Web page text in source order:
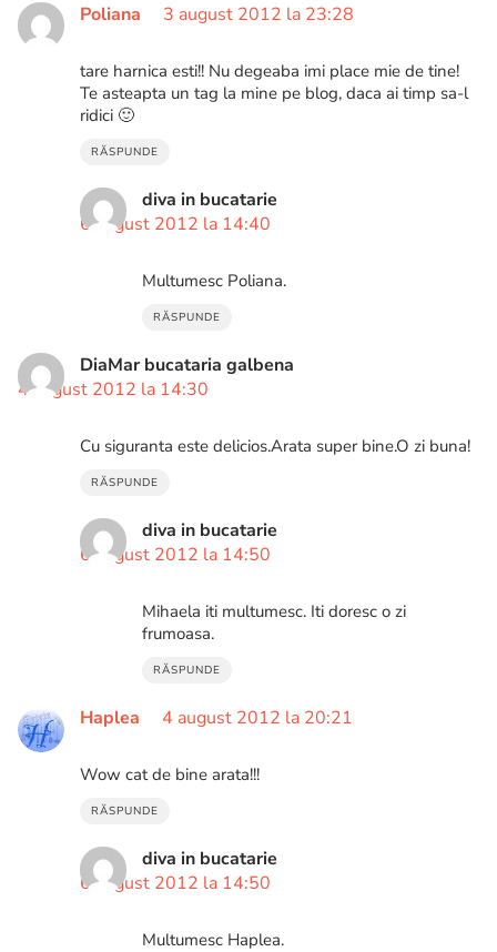
Poliana 3 august 2012 la 23:28
tare harnica esti!! Nu degeaba imi place mie de tine!
Te asteapta un tag la mine pe blog, daca ai timp sa-l
ridici 🙂
RĂSPUNDE
diva in bucatarie
6 august 2012 la 14:40
Multumesc Poliana.
RĂSPUNDE
DiaMar bucataria galbena
4 august 2012 la 14:30
Cu siguranta este delicios.Arata super bine.O zi buna!
RĂSPUNDE
diva in bucatarie
6 august 2012 la 14:50
Mihaela iti multumesc. Iti doresc o zi
frumoasa.
RĂSPUNDE
Haplea 4 august 2012 la 20:21
Wow cat de bine arata!!!
RĂSPUNDE
diva in bucatarie
6 august 2012 la 14:50
Multumesc Haplea.